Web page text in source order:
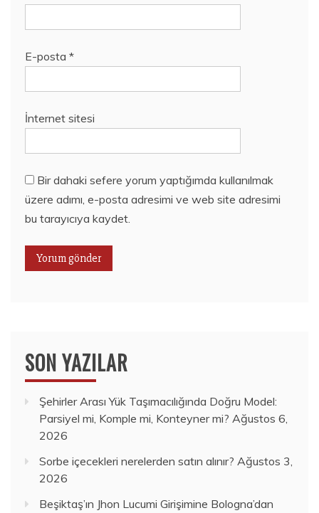
E-posta *
İnternet sitesi
Bir dahaki sefere yorum yaptığımda kullanılmak
üzere adımı, e-posta adresimi ve web site adresimi
bu tarayıcıya kaydet.
SON YAZILAR
Şehirler Arası Yük Taşımacılığında Doğru Model:
Parsiyel mi, Komple mi, Konteyner mi? Ağustos 6,
2026
Sorbe içecekleri nerelerden satın alınır? Ağustos 3,
2026
Beşiktaş’ın Jhon Lucumi Girişimine Bologna’dan